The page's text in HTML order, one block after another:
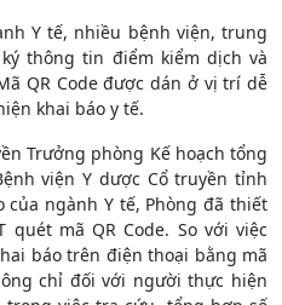
Y tế, nhiều bệnh viện, trung
thông tin điểm kiểm dịch và
QR Code được dán ở vị trí dễ
khai báo y tế.
Trưởng phòng Kế hoạch tổng
viện Y dược Cổ truyền tỉnh
ngành Y tế, Phòng đã thiết
quét mã QR Code. So với việc
báo trên điện thoại bằng mã
chỉ đối với người thực hiện